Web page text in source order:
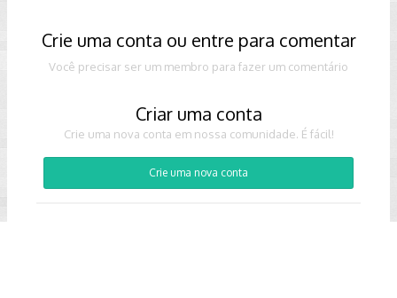
Crie uma conta ou entre para comentar
Você precisar ser um membro para fazer um comentário
Criar uma conta
Crie uma nova conta em nossa comunidade. É fácil!
Crie uma nova conta